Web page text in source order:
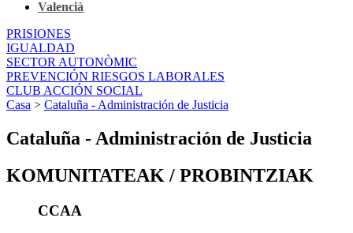
Valencià
PRISIONES
IGUALDAD
SECTOR AUTONÒMIC
PREVENCIÓN RIESGOS LABORALES
CLUB ACCIÓN SOCIAL
Casa > Cataluña - Administración de Justicia
Cataluña - Administración de Justicia
KOMUNITATEAK / PROBINTZIAK
CCAA